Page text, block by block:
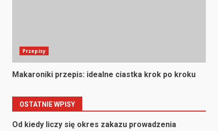
Przepisy
Makaroniki przepis: idealne ciastka krok po kroku
OSTATNIE WPISY
Od kiedy liczy się okres zakazu prowadzenia